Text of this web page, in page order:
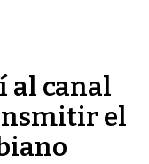
al canal
el